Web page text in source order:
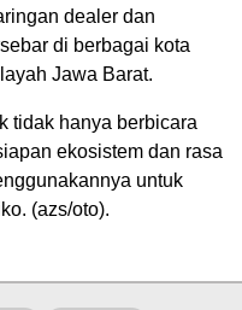
dealer dan
di berbagai kota
Jawa Barat.
tidak hanya berbicara
ekosistem dan rasa
untuk
(azs/oto).